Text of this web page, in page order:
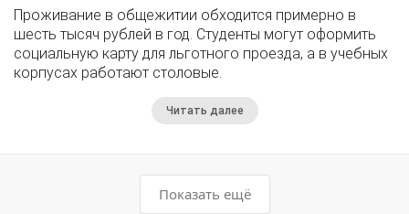
Проживание в общежитии обходится примерно в
шесть тысяч рублей в год. Студенты могут оформить
социальную карту для льготного проезда, а в учебных
корпусах работают столовые.
Читать далее
Показать ещё